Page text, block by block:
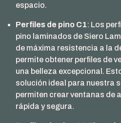
espacio.
Perfiles de pino C1: Los
pino laminados de Siero
de máxima resistencia a la
permite obtener perfiles de
una belleza excepcional.
solución ideal para nuestra
permiten crear ventanas de
rápida y segura.